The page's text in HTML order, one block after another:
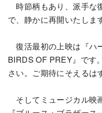
時節柄もあり、派手な
で、静かに再開いたしま
復活最初の上映は『ハ
BIRDS OF PREY』です
さい。ご期待にそえるは
そしてミュージカル映